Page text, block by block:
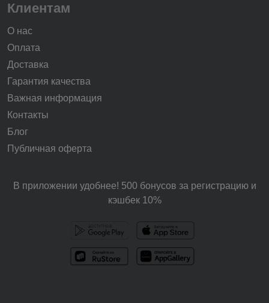
Клиентам
О нас
Оплата
Доставка
Гарантия качества
Важная информация
Контакты
Блог
Публичная оферта
В приложении удобнее! 500 бонусов за регистрацию и
кэшбек 10%